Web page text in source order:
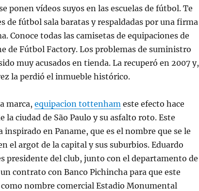
ponen vídeos suyos en las escuelas de fútbol. Te
de fútbol sala baratas y respaldadas por una firma
Conoce todas las camisetas de equipaciones de
de Fútbol Factory. Los problemas de suministro
muy acusados en tienda. La recuperó en 2007 y,
la perdió el inmueble histórico.
marca,equipacion tottenham este efecto hace
la ciudad de São Paulo y su asfalto roto. Este
inspirado en Paname, que es el nombre que se le
el argot de la capital y sus suburbios. Eduardo
presidente del club, junto con el departamento de
contrato con Banco Pichincha para que este
nombre comercial Estadio Monumental